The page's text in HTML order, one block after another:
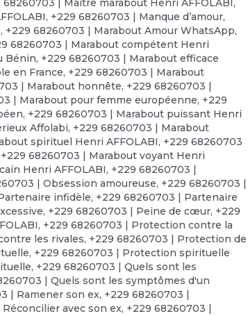
68260703 | Maître marabout Henri AFFOLABI,
, +229 68260703 | Manque d’amour,
, +229 68260703 | Marabout Amour WhatsApp,
68260703 | Marabout compétent Henri
Bénin, +229 68260703 | Marabout efficace
en France, +229 68260703 | Marabout
| Marabout honnête, +229 68260703 |
| Marabout pour femme européenne, +229
, +229 68260703 | Marabout puissant Henri
Affolabi, +229 68260703 | Marabout
spirituel Henri AFFOLABI, +229 68260703
+229 68260703 | Marabout voyant Henri
Henri AFFOLABI, +229 68260703 |
| Obsession amoureuse, +229 68260703 |
infidèle, +229 68260703 | Partenaire
, +229 68260703 | Peine de cœur, +229
, +229 68260703 | Protection contre la
les rivales, +229 68260703 | Protection de
, +229 68260703 | Protection spirituelle
, +229 68260703 | Quels sont les
| Quels sont les symptômes d'un
| Ramener son ex, +229 68260703 |
avec son ex, +229 68260703 |